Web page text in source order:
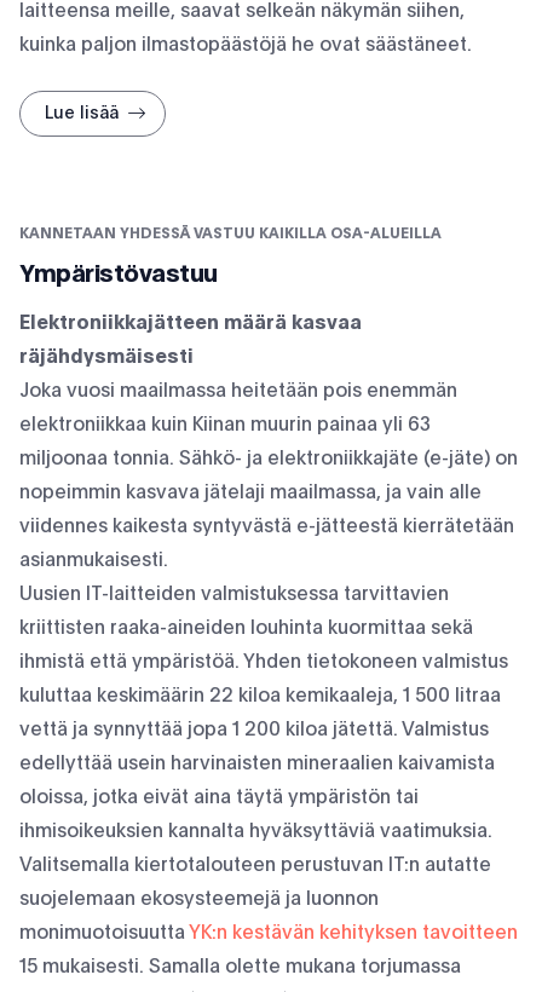
laitteensa meille, saavat selkeän näkymän siihen,
kuinka paljon ilmastopäästöjä he ovat säästäneet.
Lue lisää
KANNETAAN YHDESSÄ VASTUU KAIKILLA OSA-ALUEILLA
Ympäristövastuu
Elektroniikkajätteen määrä kasvaa
räjähdysmäisesti
Joka vuosi maailmassa heitetään pois enemmän
elektroniikkaa kuin Kiinan muurin painaa yli 63
miljoonaa tonnia. Sähkö- ja elektroniikkajäte (e-jäte) on
nopeimmin kasvava jätelaji maailmassa, ja vain alle
viidennes kaikesta syntyvästä e-jätteestä kierrätetään
asianmukaisesti.
Uusien IT-laitteiden valmistuksessa tarvittavien
kriittisten raaka-aineiden louhinta kuormittaa sekä
ihmistä että ympäristöä. Yhden tietokoneen valmistus
kuluttaa keskimäärin 22 kiloa kemikaaleja, 1 500 litraa
vettä ja synnyttää jopa 1 200 kiloa jätettä. Valmistus
edellyttää usein harvinaisten mineraalien kaivamista
oloissa, jotka eivät aina täytä ympäristön tai
ihmisoikeuksien kannalta hyväksyttäviä vaatimuksia.
Valitsemalla kiertotalouteen perustuvan IT:n autatte
suojelemaan ekosysteemejä ja luonnon
monimuotoisuutta YK:n kestävän kehityksen tavoitteen
15 mukaisesti. Samalla olette mukana torjumassa